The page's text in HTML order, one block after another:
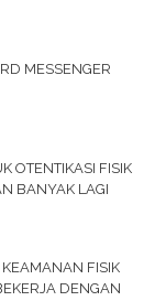
MESSENGER
OTENTIKASI FISIK
BANYAK LAGI
FISIK
DENGAN